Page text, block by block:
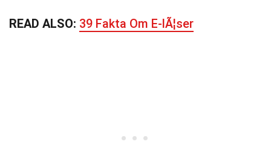
READ ALSO: 39 Fakta Om E-lÃ¦ser